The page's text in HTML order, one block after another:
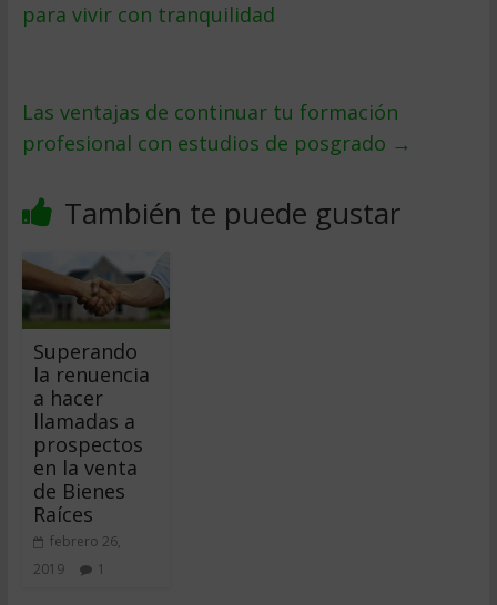
para vivir con tranquilidad
Las ventajas de continuar tu formación
profesional con estudios de posgrado →
También te puede gustar
Superando
la renuencia
a hacer
llamadas a
prospectos
en la venta
de Bienes
Raíces
febrero 26,
2019
1